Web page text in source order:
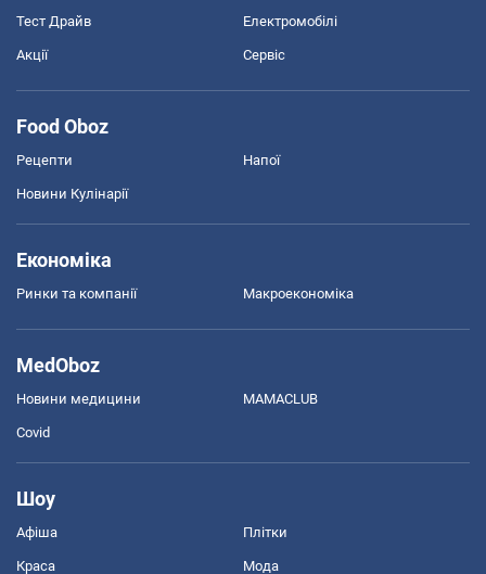
Тест Драйв Електромобілі
Акції Сервіс
Food Oboz
Рецепти Напої
Новини Кулінарії
Економіка
Ринки та компанії Макроекономіка
MedOboz
Новини медицини MAMACLUB
Covid
Шоу
Афіша Плітки
Краса Мода